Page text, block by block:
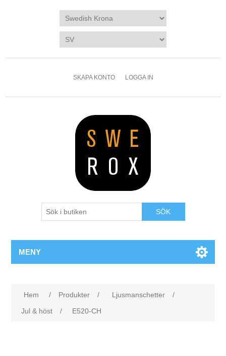
SKAPA KONTO LOGGA IN
SÖK
MENY
Hem / Produkter / Ljusmanschetter
/
Jul & höst
/ E520-CH